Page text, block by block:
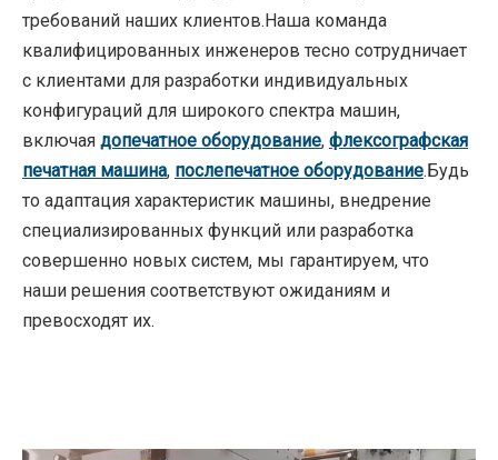
требований наших клиентов.Наша команда
квалифицированных инженеров тесно сотрудничает
с клиентами для разработки индивидуальных
конфигураций для широкого спектра машин,
включая допечатное оборудование, флексографская
печатная машина, послепечатное оборудование.Будь
то адаптация характеристик машины, внедрение
специализированных функций или разработка
совершенно новых систем, мы гарантируем, что
наши решения соответствуют ожиданиям и
превосходят их.